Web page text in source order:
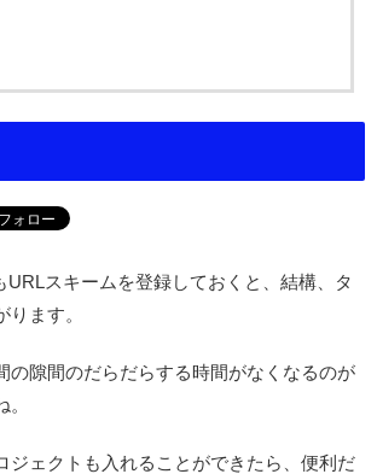
スキームを登録しておくと、結構、タ
ます。
の隙間のだらだらする時間がなくなるのが
ジェクトも入れることができたら、便利だ